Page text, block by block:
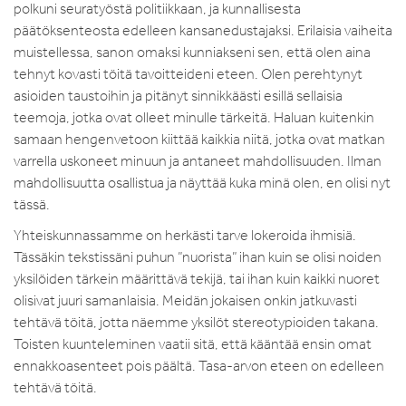
polkuni seuratyöstä politiikkaan, ja kunnallisesta
päätöksenteosta edelleen kansanedustajaksi. Erilaisia vaiheita
muistellessa, sanon omaksi kunniakseni sen, että olen aina
tehnyt kovasti töitä tavoitteideni eteen. Olen perehtynyt
asioiden taustoihin ja pitänyt sinnikkäästi esillä sellaisia
teemoja, jotka ovat olleet minulle tärkeitä. Haluan kuitenkin
samaan hengenvetoon kiittää kaikkia niitä, jotka ovat matkan
varrella uskoneet minuun ja antaneet mahdollisuuden. Ilman
mahdollisuutta osallistua ja näyttää kuka minä olen, en olisi nyt
tässä.
Yhteiskunnassamme on herkästi tarve lokeroida ihmisiä.
Tässäkin tekstissäni puhun ”nuorista” ihan kuin se olisi noiden
yksilöiden tärkein määrittävä tekijä, tai ihan kuin kaikki nuoret
olisivat juuri samanlaisia. Meidän jokaisen onkin jatkuvasti
tehtävä töitä, jotta näemme yksilöt stereotypioiden takana.
Toisten kuunteleminen vaatii sitä, että kääntää ensin omat
ennakkoasenteet pois päältä. Tasa-arvon eteen on edelleen
tehtävä töitä.